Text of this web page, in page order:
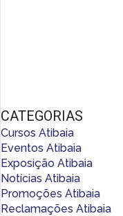
CATEGORIAS
Cursos Atibaia
Eventos Atibaia
Exposição Atibaia
Notícias Atibaia
Promoções Atibaia
Reclamações Atibaia